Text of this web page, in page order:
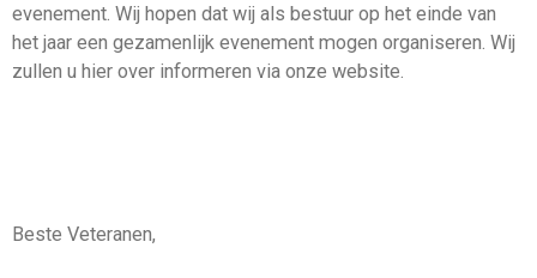
evenement. Wij hopen dat wij als bestuur op het einde van
het jaar een gezamenlijk evenement mogen organiseren. Wij
zullen u hier over informeren via onze website.
Beste Veteranen,